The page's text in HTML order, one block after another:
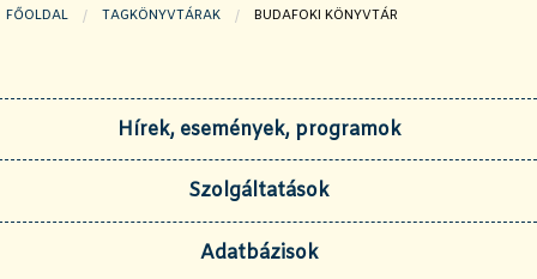
FŐOLDAL TAGKÖNYVTÁRAK JELENLEGI OLDAL:
BUDAFOKI KÖNYVTÁR
Hírek, események, programok
Szolgáltatások
Adatbázisok